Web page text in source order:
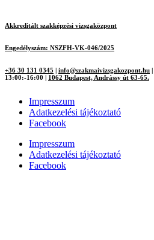
Akkreditált szakképzési vizsgaközpont
Engedélyszám: NSZFH-VK-046/2025
+36 30 131 0345 info@szakmaivizsgakozpont.hu
13:00:-16:00
1062 Budapest, Andrássy út 63-65.
Impresszum
Adatkezelési tájékoztató
Facebook
Impresszum
Adatkezelési tájékoztató
Facebook